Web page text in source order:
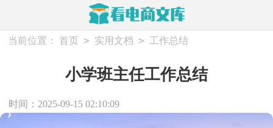
当前位置： 首页 > 实用文档 > 工作总结
小学班主任工作总结
时间：2025-09-15 02:10:09